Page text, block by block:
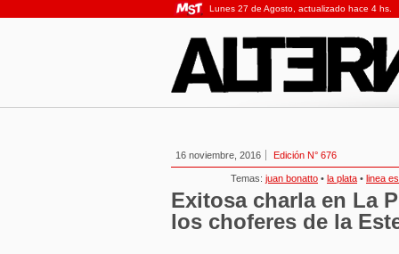
Lunes 27 de Agosto, actualizado hace 4 hs.
16 noviembre, 2016 Edición N° 676
Temas: juan bonatto • la plata • linea
Exitosa charla en La
los choferes de la